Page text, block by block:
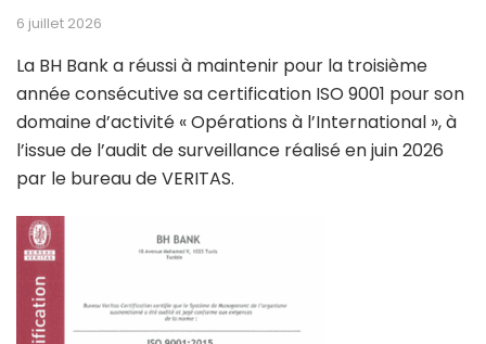
6 juillet 2026
La BH Bank a réussi à maintenir pour la troisième
année consécutive sa certification ISO 9001 pour son
domaine d’activité « Opérations à l’International », à
l’issue de l’audit de surveillance réalisé en juin 2026
par le bureau de VERITAS.